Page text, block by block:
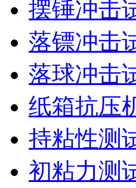
摆锤冲击
落镖冲击
落球冲击
纸箱抗压
持粘性测
初粘力测